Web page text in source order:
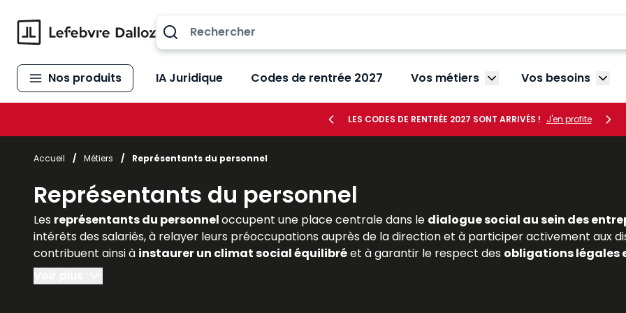
Nos produits IA Juridique Codes de rentrée 2027 Vos métiers Afficher le sous-menu
Vos besoins
LES CODES DE RENTRÉE 2027 SONT ARRIVÉS ! J'en profite
Accueil / Métiers / Représentants du personnel
Représentants du personnel
Les représentants du personneloccupent une place centrale dans le dialogue social au sein des
intérêts des salariés, à relayer leurs préoccupations auprès de la direction et à participer activement aux
contribuent ainsi à instaurer un climat social équilibréet à garantir le respect des obligations légales
droit, les juristes d’entreprise et les praticiens doivent maîtriser les règles encadrant leur désignation, leurs
Lefebvre Dalloz